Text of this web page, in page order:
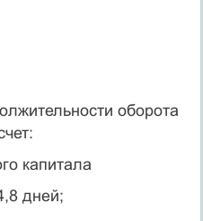
оборота
капитала
дней;